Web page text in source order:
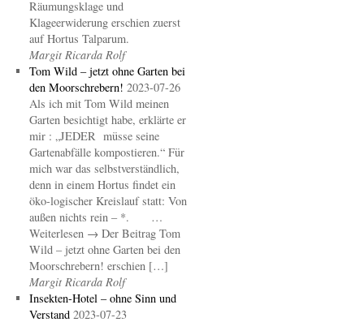
Räumungsklage und
Klageerwiderung erschien zuerst
auf Hortus Talparum.
Margit Ricarda Rolf
Tom Wild – jetzt ohne Garten bei
den Moorschrebern! 2023-07-26
Als ich mit Tom Wild meinen
Garten besichtigt habe, erklärte er
mir : „JEDER müsse seine
Gartenabfälle kompostieren.“ Für
mich war das selbstverständlich,
denn in einem Hortus findet ein
öko-logischer Kreislauf statt: Von
außen nichts rein – *. …
Weiterlesen → Der Beitrag Tom
Wild – jetzt ohne Garten bei den
Moorschrebern! erschien […]
Margit Ricarda Rolf
Insekten-Hotel – ohne Sinn und
Verstand 2023-07-23